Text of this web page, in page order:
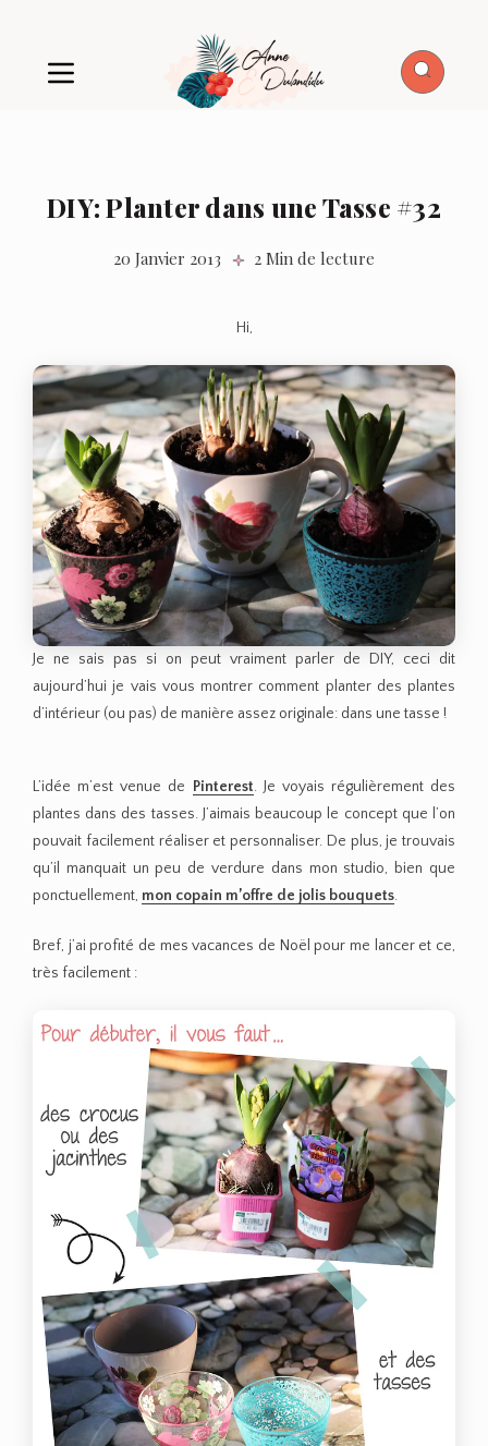
DIY: Planter dans une Tasse #32
20 Janvier 2013 2 Min de lecture
Hi,
Je ne sais pas si on peut vraiment parler de DIY, ceci dit
aujourd’hui je vais vous montrer comment planter des plantes
d’intérieur (ou pas) de manière assez originale: dans une tasse !
L’idée m’est venue de Pinterest. Je voyais régulièrement des
plantes dans des tasses. J’aimais beaucoup le concept que l’on
pouvait facilement réaliser et personnaliser. De plus, je trouvais
qu’il manquait un peu de verdure dans mon studio, bien que
ponctuellement, mon copain m’offre de jolis bouquets.
Bref, j’ai profité de mes vacances de Noël pour me lancer et ce,
très facilement :